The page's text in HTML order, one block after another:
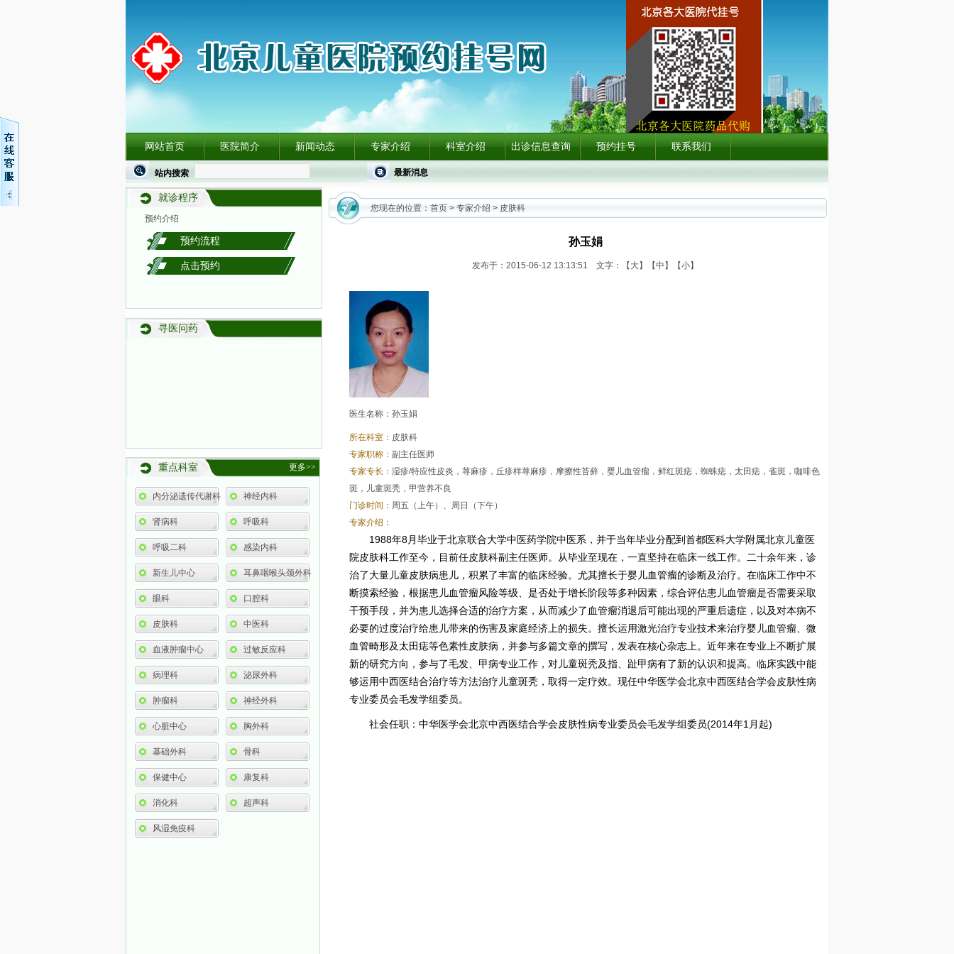
最新消息
站内搜索
网站首页 医院简介 新闻动态 专家介绍 科室介绍 出诊信息查询 预约挂号 联系我们
就诊程序
重点科室 更多>>
预约介绍
预约流程
点击预约
寻医问药
内分泌遗传代谢科 神经内科
肾病科 呼吸科
呼吸二科 感染内科
新生儿中心 耳鼻咽喉头颈外科
眼科 口腔科
皮肤科 中医科
血液肿瘤中心 过敏反应科
病理科 泌尿外科
肿瘤科 神经外科
心脏中心 胸外科
基础外科 骨科
保健中心 康复科
消化科 超声科
风湿免疫科
您现在的位置： 首页 > 专家介绍 > 皮肤科
孙玉娟
发布于：2015-06-12 13:13:51 文字：【 大】【中 】【小】
医生名称：孙玉娟
所在科室： 皮肤科
专家职称： 副主任医师
专家专长： 湿疹/特应性皮炎，荨麻疹，丘疹样荨麻疹，摩擦性苔藓，婴儿血管瘤，鲜红斑痣，蜘蛛痣，太田痣，雀斑，咖啡色
斑，儿童斑秃，甲营养不良
门诊时间： 周五（上午）、周日（下午）
专家介绍：
1988年8月毕业于北京联合大学中医药学院中医系，并于当年毕业分配到首都医科大学附属北京儿童医
院皮肤科工作至今，目前任皮肤科副主任医师。从毕业至现在，一直坚持在临床一线工作。二十余年来，诊
治了大量儿童皮肤病患儿，积累了丰富的临床经验。尤其擅长于婴儿血管瘤的诊断及治疗。在临床工作中不
断摸索经验，根据患儿血管瘤风险等级、是否处于增长阶段等多种因素，综合评估患儿血管瘤是否需要采取
干预手段，并为患儿选择合适的治疗方案，从而减少了血管瘤消退后可能出现的严重后遗症，以及对本病不
必要的过度治疗给患儿带来的伤害及家庭经济上的损失。擅长运用激光治疗专业技术来治疗婴儿血管瘤、微
血管畸形及太田痣等色素性皮肤病，并参与多篇文章的撰写，发表在核心杂志上。近年来在专业上不断扩展
新的研究方向，参与了毛发、甲病专业工作，对儿童斑秃及指、趾甲病有了新的认识和提高。临床实践中能
够运用中西医结合治疗等方法治疗儿童斑秃，取得一定疗效。现任中华医学会北京中西医结合学会皮肤性病
专业委员会毛发学组委员。
社会任职：中华医学会北京中西医结合学会皮肤性病专业委员会毛发学组委员(2014年1月起)